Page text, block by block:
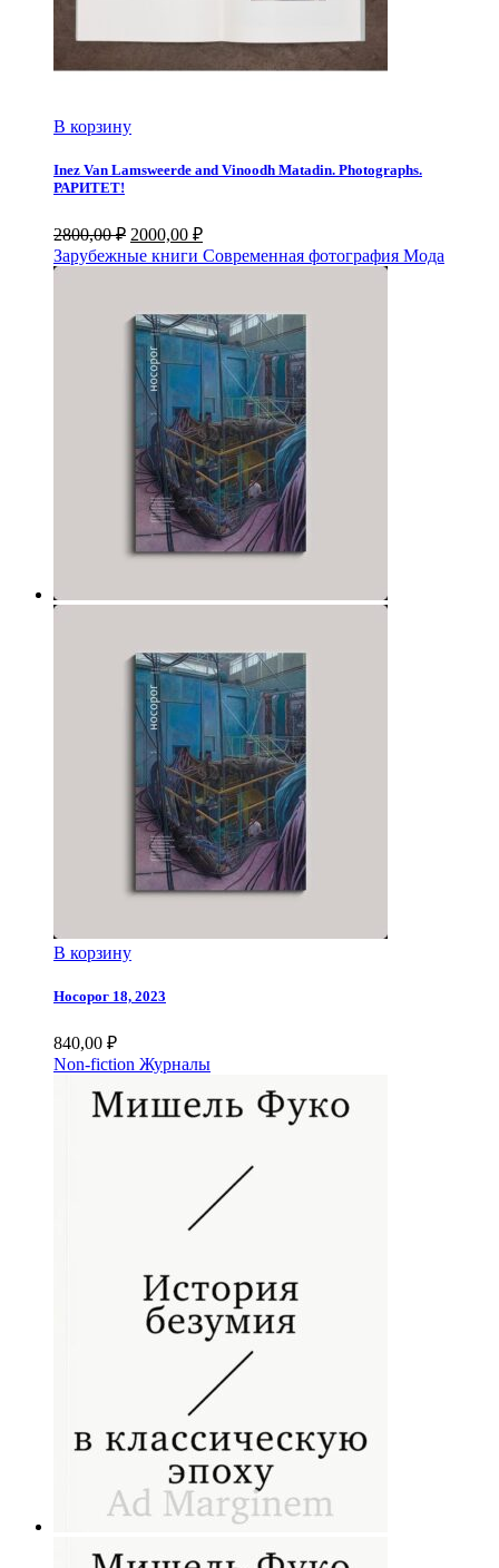
В корзину
Inez Van Lamsweerde and Vinoodh Matadin. Photographs.
РАРИТЕТ!
2800,00₽ Первоначальная
цена
составляла
2000,00 ₽Текущая
цена:
Зарубежные книги Современная фотография Мода
В корзину
Носорог 18, 2023
840,00 ₽
Non-fiction Журналы